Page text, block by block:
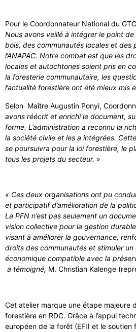
Pour le Coordonnateur National du
Nous avons veillé à intégrer le point
bois, des communautés locales et des
l’ANAPAC. Notre combat est que les
locales et autochtones soient pris en
la foresterie communautaire, les
l’actualité forestière ont été mieux mis
Selon Maître Augustin Ponyi,
avons réécrit et enrichi le document,
forme. L’administration a reconnu la
la société civile et les a intégrées.
se poursuivra pour la loi forestière, le
tous les projets du secteur. »
« Ces deux organisations ont pu
et participatif d’amélioration de la
La PFN n’est pas seulement un
vision collective pour la gestion
visant à améliorer la gouvernance,
droits des communautés et stimuler
économique compatible avec la
a témoigné, M. Christian Kalenge
Cet atelier marque une étape majeure
forestière en RDC. Grâce à l’appui
européen de la forêt (EFI) et le